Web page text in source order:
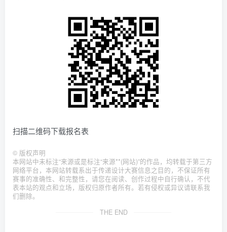
扫描二维码下载报名表
© 版权声明
本网站中未标注“来源或是标注“来源**(网站)”的作品，均转载于第三方
网络平台，本网站转载系出于传递设计大赛信息之目的，不保证所有
赛事的准确性、和完整性，请您在阅读、创作过程中自行确认，不代
表本站的观点和立场，版权归原作者所有。若有侵权或异议请联系我
们删除。
THE END